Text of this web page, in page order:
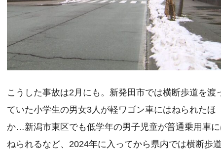
こうした事故は2月にも。新発田市では横断歩道を渡
ていた小学生の男女3人が軽ワゴン車にはねられたほ
か…新潟市東区でも低学年の男子児童が普通乗用車
ねられるなど、2024年に入ってから県内では横断歩